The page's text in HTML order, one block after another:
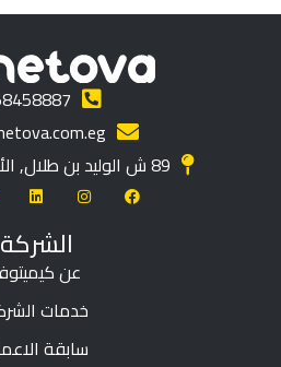
89 ش الوليد بن طلال, الأحياء, الغردقة, مصر
الشركة
عن
خدمات
سابقة